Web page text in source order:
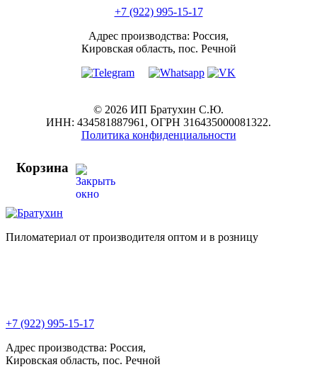
+7 (922) 995-15-17
Адрес производства: Россия,
Кировская область, пос. Речной
© 2026 ИП Братухин С.Ю.
ИНН: 434581887961, ОГРН 316435000081322.
Политика конфиденциальности
Корзина
Пиломатериал от производителя оптом и в розницу
+7 (922) 995-15-17
Адрес производства: Россия,
Кировская область, пос. Речной